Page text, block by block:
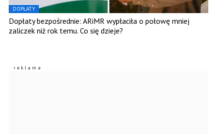
DOPŁATY
Dopłaty bezpośrednie: ARiMR wypłaciła o połowę mniej
zaliczek niż rok temu. Co się dzieje?